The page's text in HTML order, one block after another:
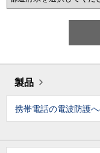
製品
携帯電話の電波防護